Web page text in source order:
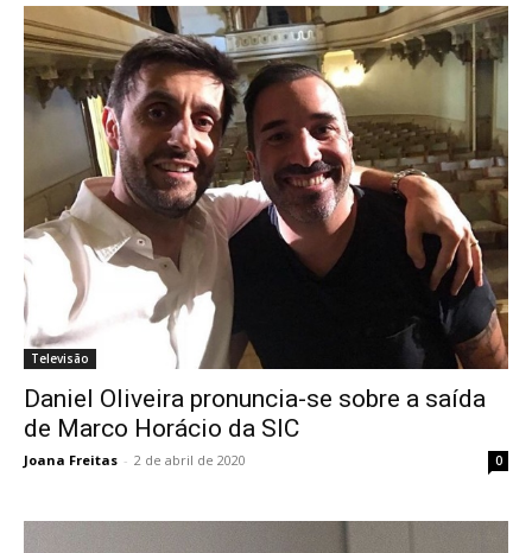
Televisão
Daniel Oliveira pronuncia-se sobre a saída
de Marco Horácio da SIC
Joana Freitas - 2 de abril de 2020 0